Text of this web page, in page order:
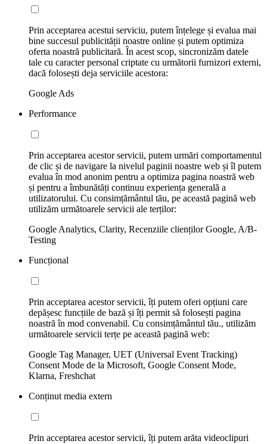
Prin acceptarea acestui serviciu, putem înțelege și evalua mai
bine succesul publicității noastre online și putem optimiza
oferta noastră publicitară. În acest scop, sincronizăm datele
tale cu caracter personal criptate cu următorii furnizori externi,
dacă folosești deja serviciile acestora:
Google Ads
Performance
Prin acceptarea acestor servicii, putem urmări comportamentul
de clic și de navigare la nivelul paginii noastre web și îl putem
evalua în mod anonim pentru a optimiza pagina noastră web
și pentru a îmbunătăți continuu experiența generală a
utilizatorului. Cu consimțământul tău, pe această pagină web
utilizăm următoarele servicii ale terților:
Google Analytics, Clarity, Recenziile clienților Google, A/B-
Testing
Funcțional
Prin acceptarea acestor servicii, îți putem oferi opțiuni care
depășesc funcțiile de bază și îți permit să folosești pagina
noastră în mod convenabil. Cu consimțământul tău., utilizăm
următoarele servicii terțe pe această pagină web:
Google Tag Manager, UET (Universal Event Tracking)
Consent Mode de la Microsoft, Google Consent Mode,
Klarna, Freshchat
Conținut media extern
Prin acceptarea acestor servicii, îți putem arăta videoclipuri